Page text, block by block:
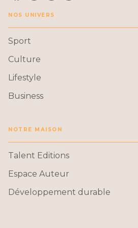
NOS UNIVERS
Sport
Culture
Lifestyle
Business
NOTRE MAISON
Talent Editions
Espace Auteur
Développement durable